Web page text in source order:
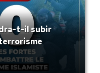
t-il subir